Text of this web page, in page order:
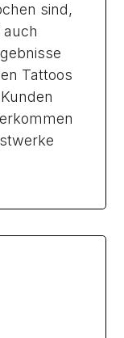
sind,
Tattoos